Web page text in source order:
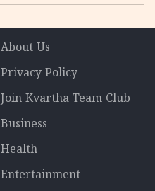
About Us
Privacy Policy
Join Kvartha Team Club
Business
Health
Entertainment